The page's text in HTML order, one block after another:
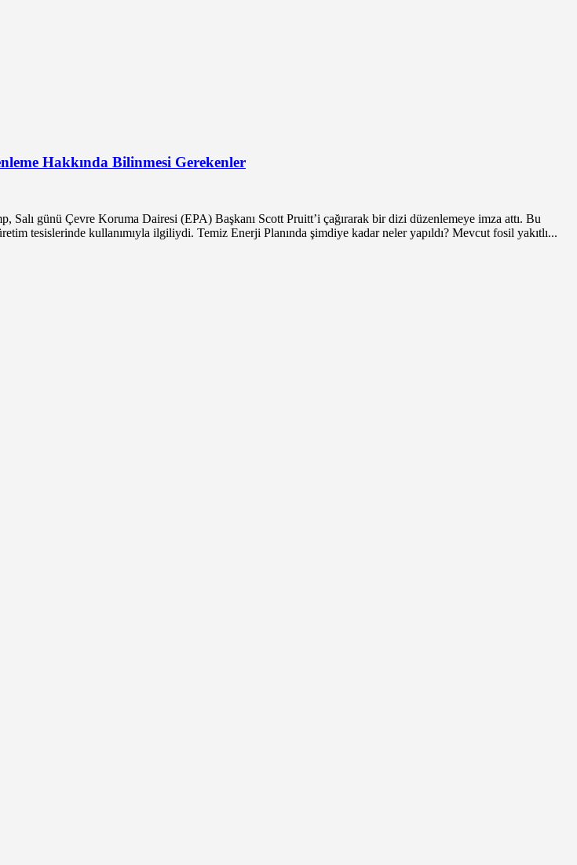
Hakkında Bilinmesi Gerekenler
günü Çevre Koruma Dairesi (EPA) Başkanı Scott Pruitt’i çağırarak bir dizi düzenlemeye imza attı. Bu
tesislerinde kullanımıyla ilgiliydi. Temiz Enerji Planında şimdiye kadar neler yapıldı? Mevcut fosil yakıtlı...